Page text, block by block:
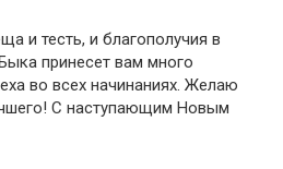
и тесть, и благополучия в
принесет вам много
во всех начинаниях. Желаю
С наступающим Новым